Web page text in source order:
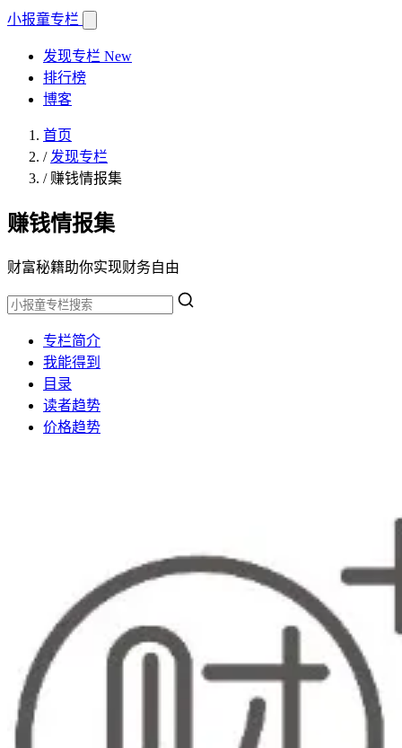
小报童专栏
发现专栏 New
排行榜
博客
首页
/ 发现专栏
/ 赚钱情报集
赚钱情报集
财富秘籍助你实现财务自由
专栏简介
我能得到
目录
读者趋势
价格趋势